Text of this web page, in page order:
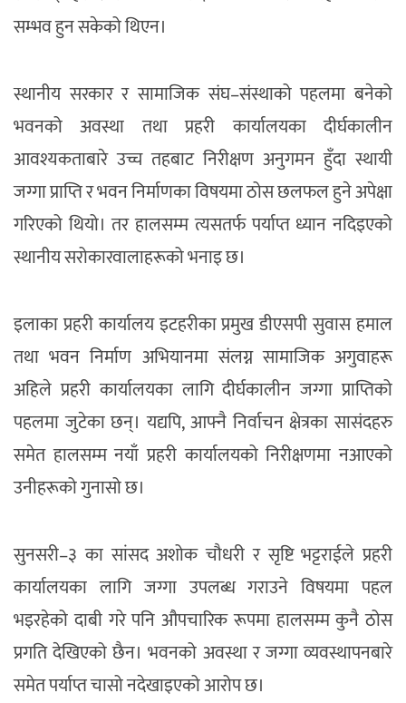
सम्भव हुन सकेको थिएन।
स्थानीय सरकार र सामाजिक संघ–संस्थाको पहलमा बनेको
भवनको अवस्था तथा प्रहरी कार्यालयका दीर्घकालीन
आवश्यकताबारे उच्च तहबाट निरीक्षण अनुगमन हुँदा स्थायी
जग्गा प्राप्ति र भवन निर्माणका विषयमा ठोस छलफल हुने अपेक्षा
गरिएको थियो। तर हालसम्म त्यसतर्फ पर्याप्त ध्यान नदिइएको
स्थानीय सरोकारवालाहरूको भनाइ छ।
इलाका प्रहरी कार्यालय इटहरीका प्रमुख डीएसपी सुवास हमाल
तथा भवन निर्माण अभियानमा संलग्न सामाजिक अगुवाहरू
अहिले प्रहरी कार्यालयका लागि दीर्घकालीन जग्गा प्राप्तिको
पहलमा जुटेका छन्। यद्यपि, आफ्नै निर्वाचन क्षेत्रका सासंदहरु
समेत हालसम्म नयाँ प्रहरी कार्यालयको निरीक्षणमा नआएको
उनीहरूको गुनासो छ।
सुनसरी–३ का सांसद अशोक चौधरी र सृष्टि भट्टराईले प्रहरी
कार्यालयका लागि जग्गा उपलब्ध गराउने विषयमा पहल
भइरहेको दाबी गरे पनि औपचारिक रूपमा हालसम्म कुनै ठोस
प्रगति देखिएको छैन। भवनको अवस्था र जग्गा व्यवस्थापनबारे
समेत पर्याप्त चासो नदेखाइएको आरोप छ।